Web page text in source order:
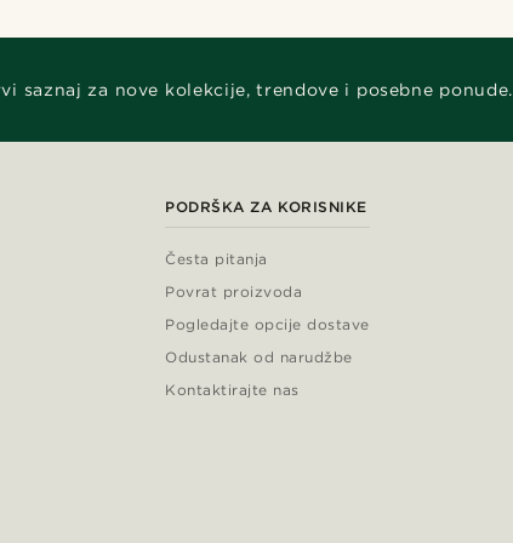
saznaj za nove kolekcije, trendove i posebne ponude.
PODRŠKA ZA KORISNIKE
Česta pitanja
Povrat proizvoda
Pogledajte opcije dostave
Odustanak od narudžbe
Kontaktirajte nas